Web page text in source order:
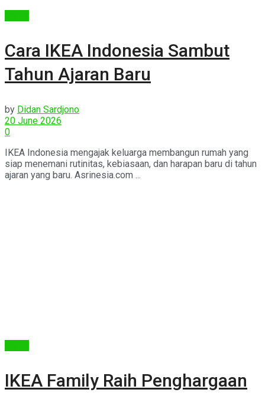
Cara IKEA Indonesia Sambut
Tahun Ajaran Baru
by Didan Sardjono
20 June 2026
0
IKEA Indonesia mengajak keluarga membangun rumah yang
siap menemani rutinitas, kebiasaan, dan harapan baru di tahun
ajaran yang baru. Asrinesia.com ...
IKEA Family Raih Penghargaan